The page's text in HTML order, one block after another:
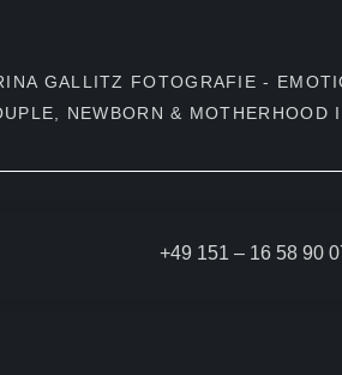
GALLITZ FOTOGRAFIE -
NEWBORN & MOTHERHOOD
+49 151 – 16 58 90